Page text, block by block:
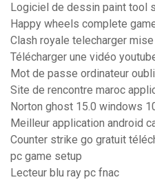
Logiciel de dessin paint tool
Happy wheels complete
Clash royale telecharger mise
Télécharger une vidéo
Mot de passe ordinateur
Site de rencontre maroc
Norton ghost 15.0 windows
Meilleur application android
Counter strike go gratuit
pc game setup
Lecteur blu ray pc fnac